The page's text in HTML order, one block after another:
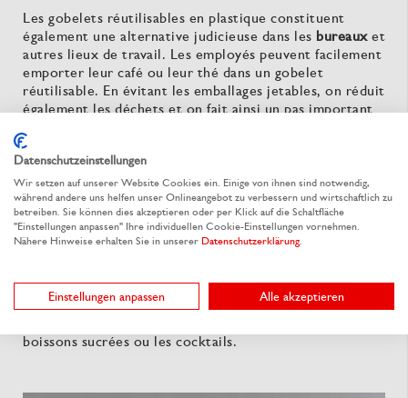
Les gobelets réutilisables en plastique constituent
également une alternative judicieuse dans les bureauxet
autres lieux de travail. Les employés peuvent facilement
emporter leur café ou leur thé dans un gobelet
réutilisable. En évitant les emballages jetables, on réduit
également les déchets et on fait ainsi un pas important
Les gobelets réutilisables en plastique sont souvent
utilisés lors defestivals et d'événements, car ils
constituent une alternative aux gobelets à usage unique.
Ils sont particulièrement appréciés comme gobelets à
bière ou gobelets de fête, car ils sont robustes et ne se
cassent pas aussi facilement que le verre, même dans
également polyvalents et conviennent non seulement
pour la bière et d'autres boissons alcoolisées, mais aussi
boissons sucrées ou les cocktails.
Datenschutzeinstellungen
Wir setzen auf unserer Website Cookies ein. Einige von ihnen sind notwendig,
während andere uns helfen unser Onlineangebot zu verbessern und wirtschaftlich zu
betreiben. Sie können dies akzeptieren oder per Klick auf die Schaltfläche
"Einstellungen anpassen" Ihre individuellen Cookie-Einstellungen vornehmen.
Nähere Hinweise erhalten Sie in unserer Datenschutzerklärung
Einstellungen anpassen Alle akzeptieren